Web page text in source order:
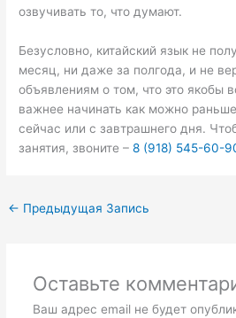
озвучивать то, что думают.
Безусловно, китайский язык не
месяц, ни даже за полгода, и не
объявлениям о том, что это якобы
важнее начинать как можно
сейчас или с завтрашнего дня.
занятия, звоните –8 (918) 545-60-
← Предыдущая Запись
Оставьте
Ваш адрес email не будет